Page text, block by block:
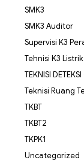
SMK3
SMK3 Auditor
Supervisi K3
Tehnisi K3 Listrik
TEKNISI
Teknisi Ruang
TKBT
TKBT2
TKPK1
Uncategorized